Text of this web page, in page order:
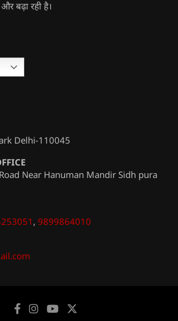
बढ़ा रही है।
Delhi-110045
Near Hanuman Mandir Sidh pura
, 9899864010